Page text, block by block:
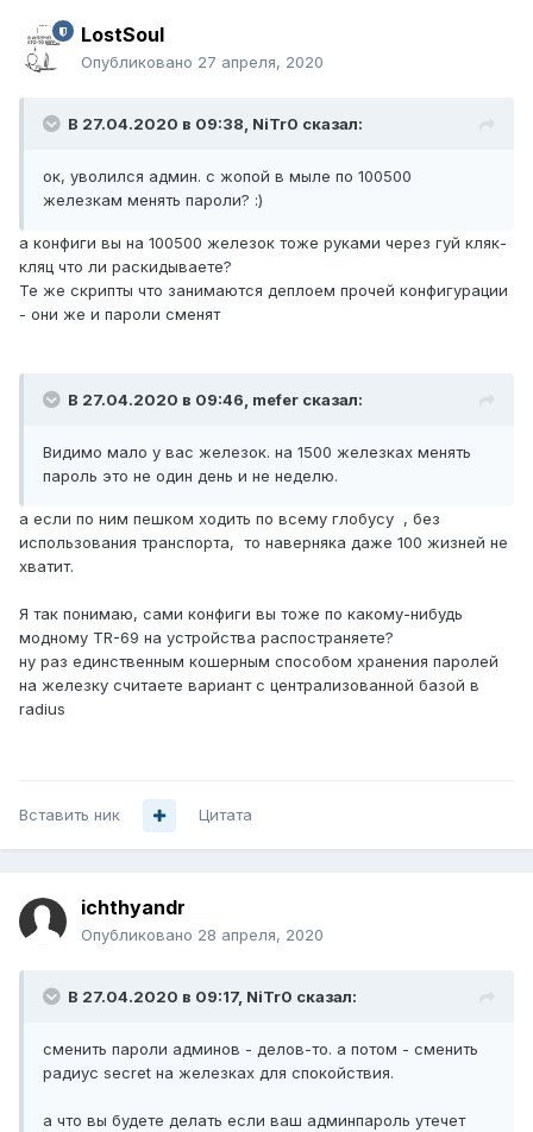
LostSoul
Опубликовано 27 апреля, 2020
В 27.04.2020 в 09:38, NiTr0 сказал:
ок, уволился админ. с жопой в мыле по 100500
железкам менять пароли? :)
а конфиги вы на 100500 железок тоже руками через гуй кляк-
кляц что ли раскидываете?
Те же скрипты что занимаются деплоем прочей конфигурации
- они же и пароли сменят
В 27.04.2020 в 09:46, mefer сказал:
Видимо мало у вас железок. на 1500 железках менять
пароль это не один день и не неделю.
а если по ним пешком ходить по всему глобусу , без
использования транспорта, то наверняка даже 100 жизней не
хватит.
Я так понимаю, сами конфиги вы тоже по какому-нибудь
модному TR-69 на устройства распостраняете?
ну раз единственным кошерным способом хранения паролей
на железку считаете вариант с централизованной базой в
radius
Вставить ник Цитата
ichthyandr
Опубликовано 28 апреля, 2020
В 27.04.2020 в 09:17, NiTr0 сказал:
сменить пароли админов - делов-то. а потом - сменить
радиус secret на железках для спокойствия.
а что вы будете делать если ваш админпароль утечет